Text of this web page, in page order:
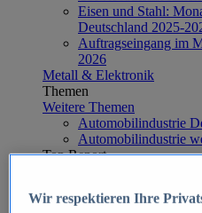
Eisen und Stahl:
Deutschland 2025-
Auftragseingang im
2026
Metall & Elektronik
Themen
Weitere Themen
Automobilindustrie
Automobilindustrie
Top Report
Wir respektieren Ihre